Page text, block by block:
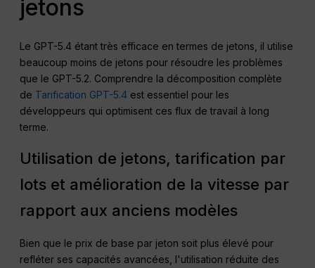
jetons
Le GPT-5.4 étant très efficace en termes de jetons, il utilise
beaucoup moins de jetons pour résoudre les problèmes
que le GPT-5.2. Comprendre la décomposition complète
de Tarification GPT-5.4 est essentiel pour les
développeurs qui optimisent ces flux de travail à long
terme.
Utilisation de jetons, tarification par
lots et amélioration de la vitesse par
rapport aux anciens modèles
Bien que le prix de base par jeton soit plus élevé pour
refléter ses capacités avancées, l'utilisation réduite des